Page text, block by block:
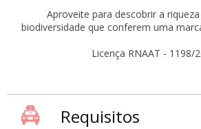
Aproveite para descobrir a
biodiversidade que conferem uma
Licença RNAAT - 1198/
Requisitos